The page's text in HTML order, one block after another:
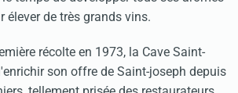
élever de très grands vins.
récolte en 1973, la Cave Saint-
son offre de Saint-joseph depuis